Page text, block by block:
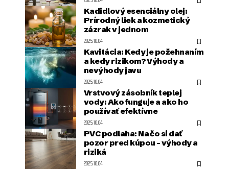
Kadidlový esenciálny olej:
Prírodný liek a kozmetický
zázrak v jednom
2025.10.04.
Kavitácia: Kedy je požehnaním
a kedy rizikom? Výhody a
nevýhody javu
2025.10.04.
Vrstvový zásobník teplej
vody: Ako funguje a ako ho
používať efektívne
2025.10.04.
PVC podlaha: Na čo si dať
pozor pred kúpou – výhody a
riziká
2025.10.04.